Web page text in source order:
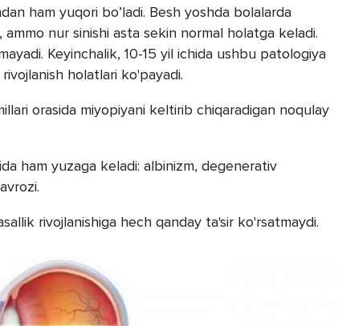
ham yuqori bo’ladi. Besh yoshda bolalarda
nur sinishi asta sekin normal holatga keladi.
Keyinchalik, 10-15 yil ichida ushbu patologiya
holatlari ko'payadi.
orasida miyopiyani keltirib chiqaradigan noqulay
ham yuzaga keladi: albinizm, degenerativ
rivojlanishiga hech qanday ta'sir ko'rsatmaydi.